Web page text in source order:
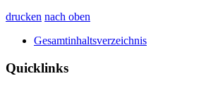
drucken nach oben
Gesamtinhaltsverzeichnis
Quicklinks